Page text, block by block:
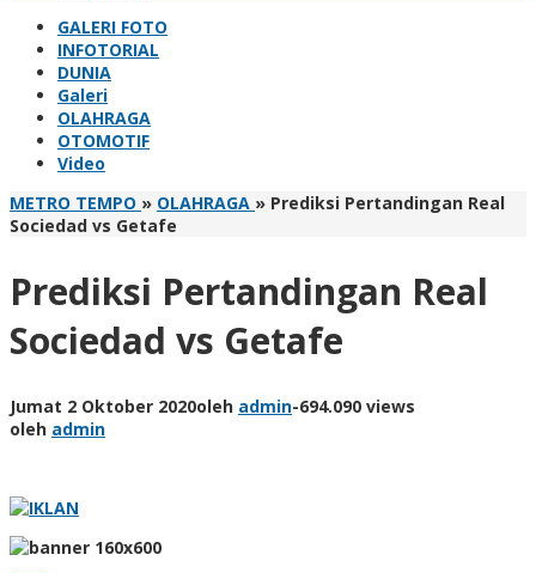
GALERI FOTO
INFOTORIAL
DUNIA
Galeri
OLAHRAGA
OTOMOTIF
Video
METRO TEMPO » OLAHRAGA » Prediksi Pertandingan Real
Sociedad vs Getafe
Prediksi Pertandingan Real
Sociedad vs Getafe
Jumat 2 Oktober 2020oleh admin-694.090 views
oleh admin